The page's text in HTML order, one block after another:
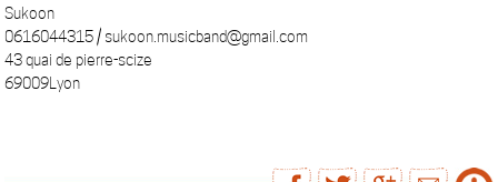
Sukoon
0616044315 / sukoon.musicband@gmail.com
43 quai de pierre-scize
69009Lyon